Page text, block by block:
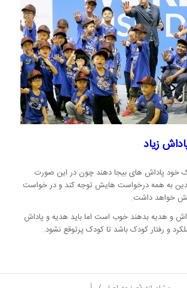
زیاد
خود پاداش های بیجا دهند چون در این صورت
به همه درخواست هایش توجه کند و در خواست
خواهد داشت.
و هدیه بدهند خوب است اما باید هدیه و پاداش
و رفتار کودک باشد تا کودک پرتوقع نشود.